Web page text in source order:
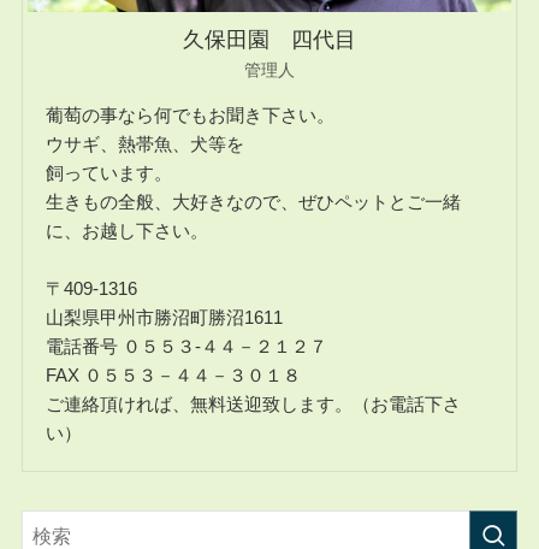
久保田園 四代目
管理人
葡萄の事なら何でもお聞き下さい。
ウサギ、熱帯魚、犬等を
飼っています。
生きもの全般、大好きなので、ぜひペットとご一緒
に、お越し下さい。
〒409-1316
山梨県甲州市勝沼町勝沼1611
電話番号 ０５５３-４４－２１２７
FAX ０５５３－４４－３０１８
ご連絡頂ければ、無料送迎致します。（お電話下さ
い）